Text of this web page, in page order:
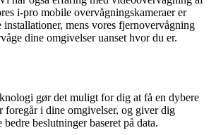
i-pro mobile overvågningskameraer er
mens vores fjernovervågning
dine omgivelser uanset hvor du er.
gør det muligt for dig at få en dybere
foregår i dine omgivelser, og giver dig
beslutninger baseret på data.